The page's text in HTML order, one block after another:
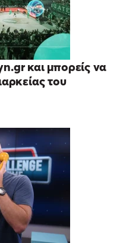
και μπορείς να
του